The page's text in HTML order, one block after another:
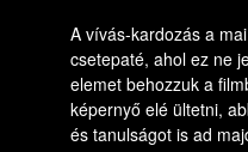
A vívás-kardozás a
csetepaté, ahol ez ne
elemet behozzuk a
képernyő elé ültetni,
és tanulságot is ad